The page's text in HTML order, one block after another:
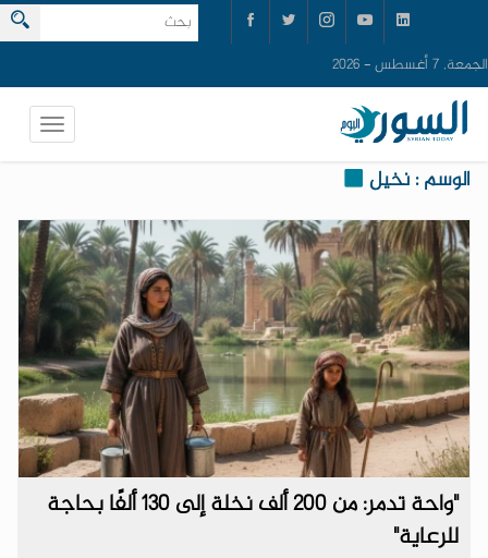
الجمعة, 7 أغسطس - 2026
الوسم : نخيل
"واحة تدمر: من 200 ألف نخلة إلى 130 ألفًا بحاجة
للرعاية"